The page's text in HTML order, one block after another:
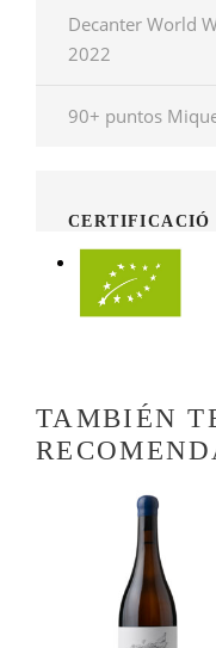
Decanter World
2022
90+ puntos
CERTIFICACIÓ
TAMBIÉN